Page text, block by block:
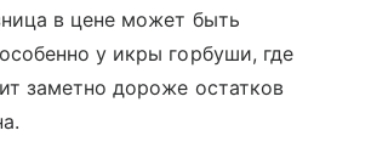
в цене может быть
у икры горбуши, где
заметно дороже остатков